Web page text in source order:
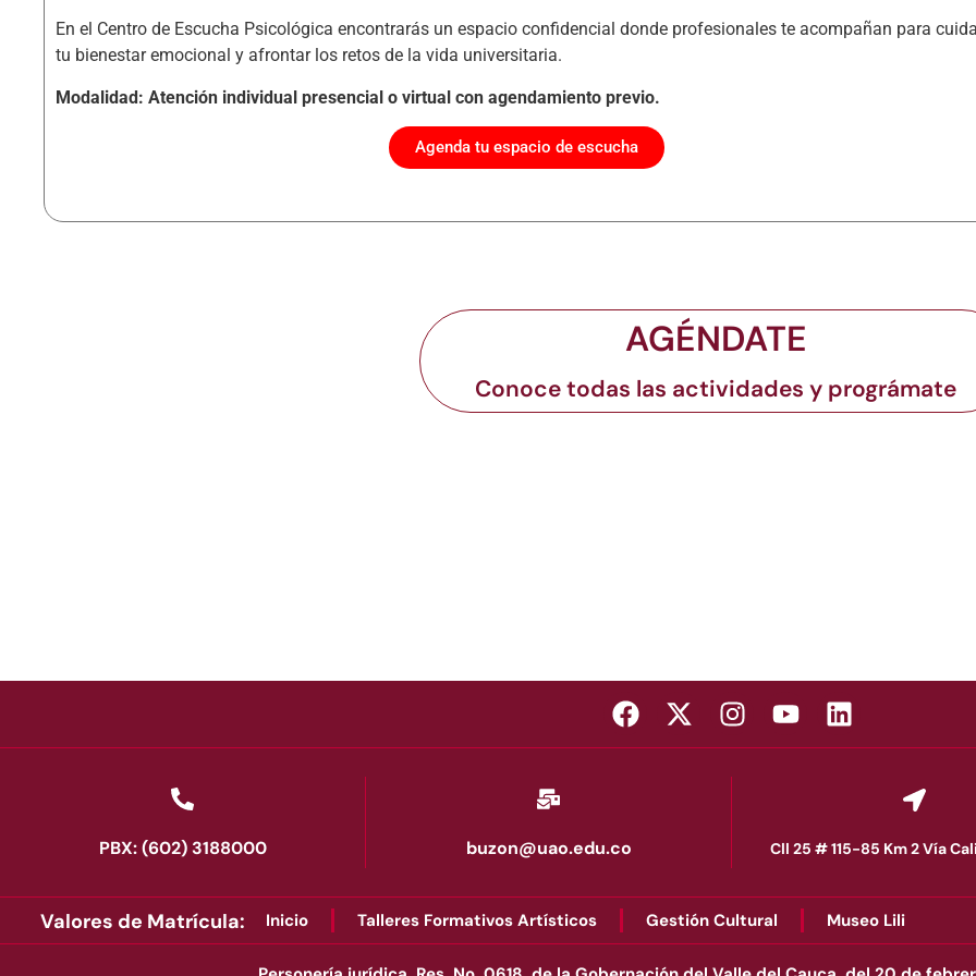
En el Centro de Escucha Psicológica encontrarás un espacio confidencial donde profesionales te acompañan para
tu bienestar emocional y afrontar los retos de la vida universitaria.
Modalidad: Atención individual presencial o virtual con agendamiento previo.
Agenda tu espacio de escucha
AGÉNDATE
Conoce todas las actividades y prográmate
PBX: (602) 3188000 buzon@uao.edu.co Cll 25 # 115-85 Km 2 Vía
Valores de Matrícula: Inicio Talleres Formativos Artísticos Gestión Cultural Museo Lili